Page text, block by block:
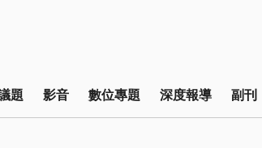
題 影音 數位專題 深度報導 副刊